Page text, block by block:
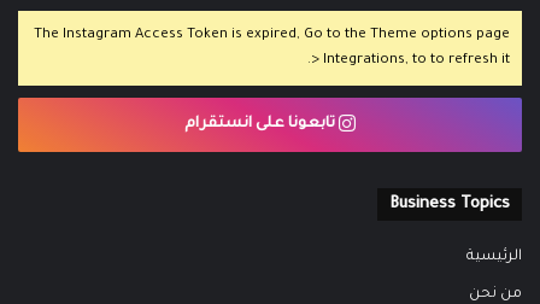
The Instagram Access Token is expired, Go to the Theme options page
> Integrations, to to refresh it.
تابعونا على انستقرام
Business Topics
الرئيسية
من نحن